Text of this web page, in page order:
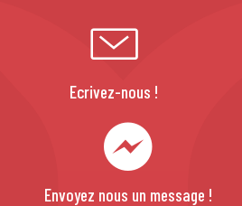
Ecrivez-nous !
Envoyez nous un message !